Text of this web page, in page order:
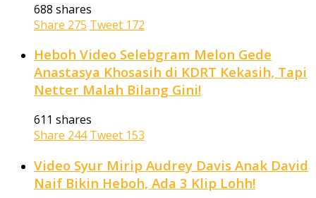
688 shares
Share 275 Tweet 172
Heboh Video Selebgram Melon Gede
Anastasya Khosasih di KDRT Kekasih, Tapi
Netter Malah Bilang Gini!
611 shares
Share 244 Tweet 153
Video Syur Mirip Audrey Davis Anak David
Naif Bikin Heboh, Ada 3 Klip Lohh!